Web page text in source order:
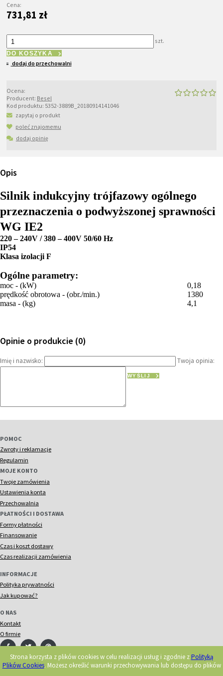
Strona korzysta z plików cookies w celu realizacji usług i zgodnie zPolityką
Plików Cookies. Możesz określić warunki przechowywania lub dostępu do plików
Cena:
731,81 zł
szt.
DO KOSZYKA
dodaj do przechowalni
Ocena:
Producent: Besel
Kod produktu: 5352-3889B_20180914141046
zapytaj o produkt
poleć znajomemu
dodaj opinię
Opis
Silnik indukcyjny trójfazowy ogólnego
przeznaczenia o podwyższonej sprawności
WG IE2
220 – 240V / 380 – 400V 50/60 Hz
IP54
Klasa izolacji F
Ogólne parametry:
moc - (kW)
0,18
prędkość obrotowa - (obr./min.)
1380
masa - (kg)
4,1
Opinie o produkcie (0)
Imię i nazwisko: Twoja opinia:
WYŚLIJ
POMOC
Zwroty i reklamacje
Regulamin
MOJE KONTO
Twoje zamówienia
Ustawienia konta
Przechowalnia
PŁATNOŚCI I DOSTAWA
Formy płatności
Finansowanie
Czas i koszt dostawy
Czas realizacji zamówienia
INFORMACJE
Polityka prywatności
Jak kupować?
O NAS
Kontakt
O firmie
© 2018 Acorn. Wszelkie prawa zastrzeżone.